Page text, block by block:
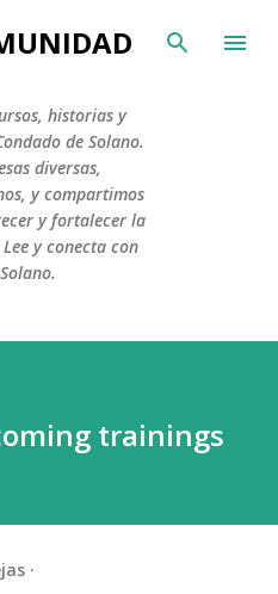
principal
historias y
de Solano.
diversas,
y compartimos
y fortalecer la
y conecta con
trainings